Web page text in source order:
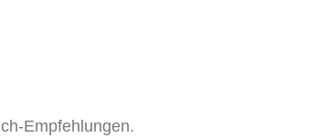
Empfehlungen.